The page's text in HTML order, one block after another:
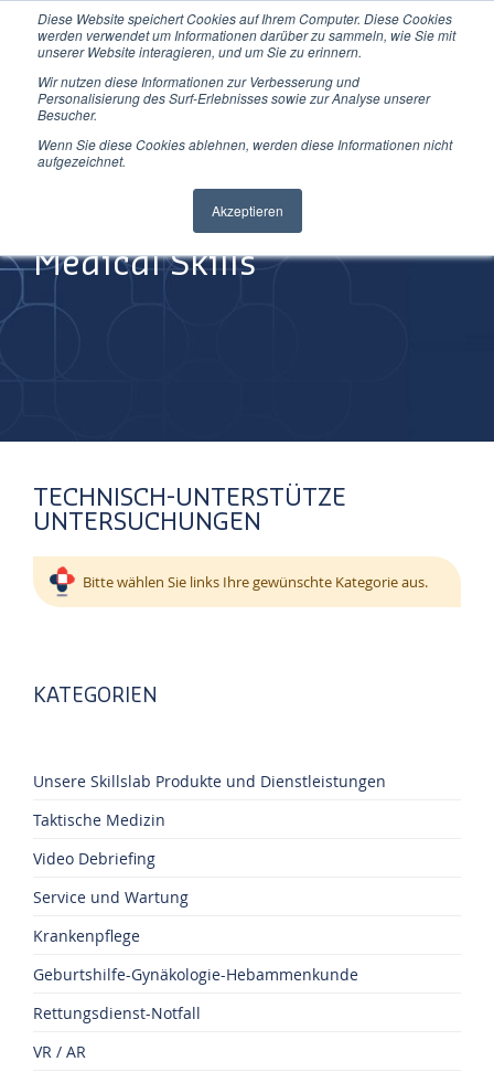
Diese Website speichert Cookies auf Ihrem Computer. Diese Cookies
werden verwendet um Informationen darüber zu sammeln, wie Sie mit
unserer Website interagieren, und um Sie zu erinnern.
Wir nutzen diese Informationen zur Verbesserung und
Personalisierung des Surf-Erlebnisses sowie zur Analyse unserer
Besucher.
Wenn Sie diese Cookies ablehnen, werden diese Informationen nicht
aufgezeichnet.
Akzeptieren
Direkt
zum
Medical Skills
TECHNISCH-UNTERSTÜTZE
UNTERSUCHUNGEN
Bitte wählen Sie links Ihre gewünschte Kategorie aus.
KATEGORIEN
Unsere Skillslab Produkte und Dienstleistungen
Taktische Medizin
Video Debriefing
Service und Wartung
Krankenpflege
Geburtshilfe-Gynäkologie-Hebammenkunde
Rettungsdienst-Notfall
VR / AR